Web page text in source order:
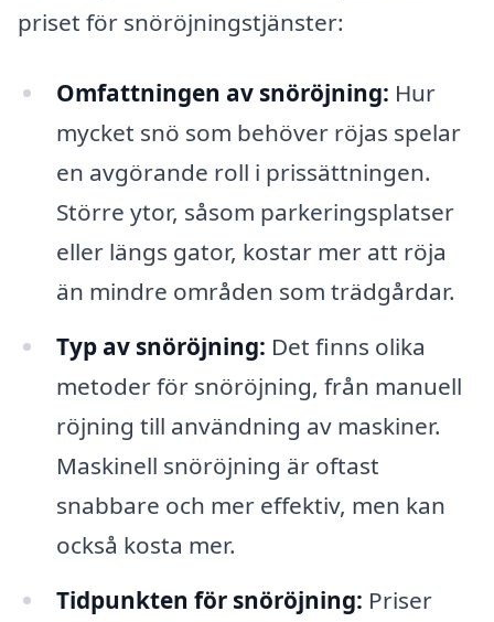
priset för snöröjningstjänster:
Omfattningen av snöröjning: Hur
mycket snö som behöver röjas spelar
en avgörande roll i prissättningen.
Större ytor, såsom parkeringsplatser
eller längs gator, kostar mer att röja
än mindre områden som trädgårdar.
Typ av snöröjning: Det finns olika
metoder för snöröjning, från manuell
röjning till användning av maskiner.
Maskinell snöröjning är oftast
snabbare och mer effektiv, men kan
också kosta mer.
Tidpunkten för snöröjning: Priser